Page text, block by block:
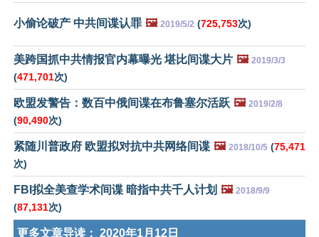
小偷论破产 中共间谍认罪 🖼️ 2019/5/2 (725,753次)
美跨国抓中共情报官内幕曝光 堪比间谍大片 🖼️ 2019/3/3
(471,701次)
欧盟发警告：数百中俄间谍在布鲁塞尔活跃 🖼️ 2019/2/8
(90,490次)
紧随川普政府 欧盟拟对抗中共网络间谍 🖼️ 2018/10/5 (75,471
次)
FBI拟全美查学术间谍 暗指中共千人计划 🖼️ 2018/9/9
(87,131次)
更多文章导读： 2020年1月12日